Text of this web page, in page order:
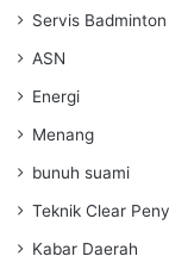
Servis Badminton
ASN
Energi
Menang
bunuh suami
Teknik Clear
Kabar Daerah